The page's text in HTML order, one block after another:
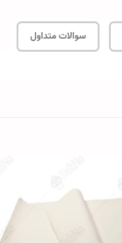
سوالات متداول